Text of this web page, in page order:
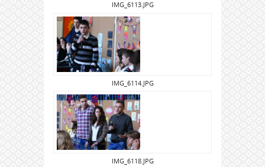
IMG_6113.JPG
IMG_6114.JPG
IMG_6118.JPG